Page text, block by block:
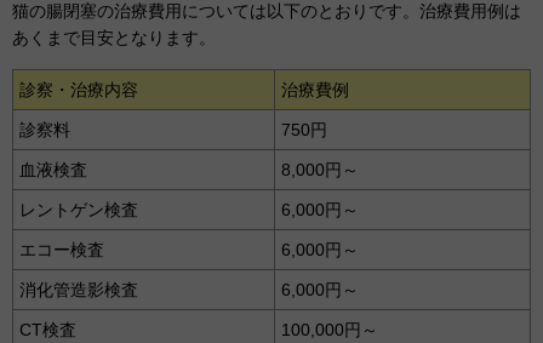
猫の腸閉塞の治療費用については以下のとおりです。治療費用例は
あくまで目安となります。
診察・治療内容 治療費例
診察料 750円
血液検査 8,000円～
レントゲン検査 6,000円～
エコー検査 6,000円～
消化管造影検査 6,000円～
CT検査 100,000円～